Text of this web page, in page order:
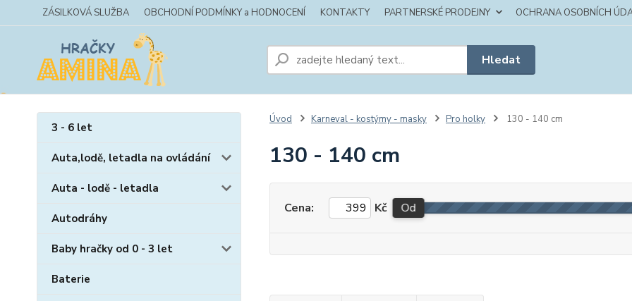
ZÁSILKOVÁ SLUŽBA OBCHODNÍ PODMÍNKY a HODNOCENÍ KONTAKTY PARTNERSKÉ PRODEJNY OCHRANA OSOBNÍCH
Hledat
3 - 6 let
Auta,lodě, letadla na ovládání
Auta - lodě - letadla
Autodráhy
Baby hračky od 0 - 3 let
Baterie
Úvod Karneval - kostýmy - masky Pro holky 130 - 140 cm
130 - 140 cm
Cena: Kč Od